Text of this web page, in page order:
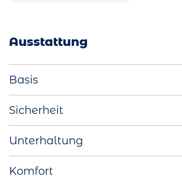
Ausstattung
Basis
Aussenspiegel elektrisch einklappbar
LED-Rückleuchten
Licht- und Regensensor
Sicherheit
Spurhalteassistent
Unterhaltung
Komfort